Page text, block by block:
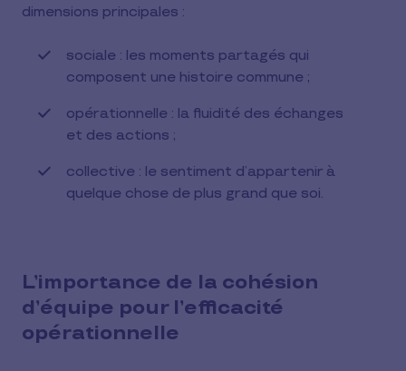
dimensions principales :
sociale : les moments partagés qui
composent une histoire commune ;
opérationnelle : la fluidité des échanges
et des actions ;
collective : le sentiment d’appartenir à
quelque chose de plus grand que soi.
L’importance de la cohésion
d’équipe pour l’efficacité
opérationnelle